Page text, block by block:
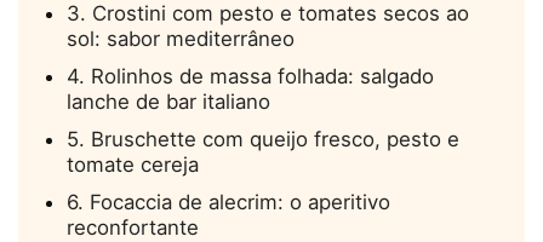
3. Crostini com pesto e tomates secos ao
sol: sabor mediterrâneo
4. Rolinhos de massa folhada: salgado
lanche de bar italiano
5. Bruschette com queijo fresco, pesto e
tomate cereja
6. Focaccia de alecrim: o aperitivo
reconfortante